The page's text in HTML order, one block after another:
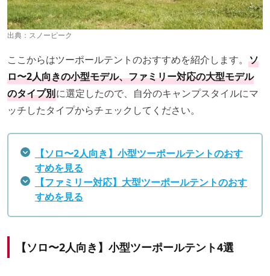
出典： スノーピーク
ここからはツーポールテントのおすすめを紹介します。 ソ
ロ〜2人向きの小型モデル、ファミリー対応の大型モデル
のタイプ別に選定したので、自分のキャンプスタイルにマ
ッチしたタイプからチェックしてください。
【ソロ〜2人向き】小型ツーポールテントのおす
すめを見る
【ファミリー対応】大型ツーポールテントのおす
すめを見る
【ソロ〜2人向き】小型ツーポールテント4選